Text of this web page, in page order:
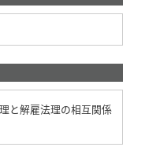
と解雇法理の相互関係